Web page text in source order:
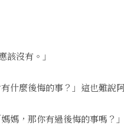
沒有。」
什麼後悔的事？」這也難
媽，那你有過後悔的事嗎？」